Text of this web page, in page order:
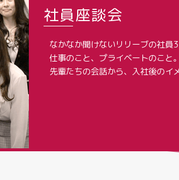
社員座談会
なかなか聞けないリリーブの社員
仕事のこと、プライベートのこと。
先輩たちの会話から、入社後のイ